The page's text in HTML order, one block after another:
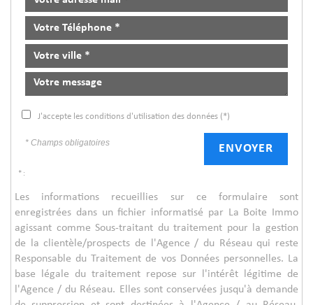
J'accepte les conditions d'utilisation des données (*)
* Champs obligatoires ENVOYER
* :
Les informations recueillies sur ce formulaire sont
enregistrées dans un fichier informatisé par La Boite Immo
agissant comme Sous-traitant du traitement pour la gestion
de la clientèle/prospects de l'Agence / du Réseau qui reste
Responsable du Traitement de vos Données personnelles. La
base légale du traitement repose sur l'intérêt légitime de
l'Agence / du Réseau. Elles sont conservées jusqu'à demande